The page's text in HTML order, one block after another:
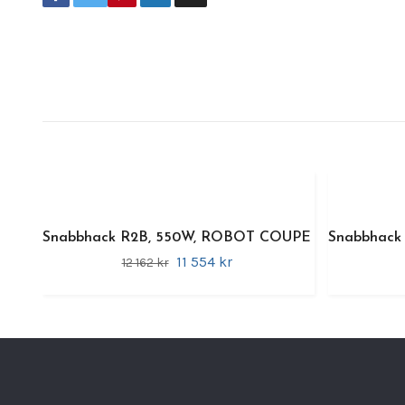
Snabbhack R2B, 550W, ROBOT COUPE
12 162 kr 11 554 kr